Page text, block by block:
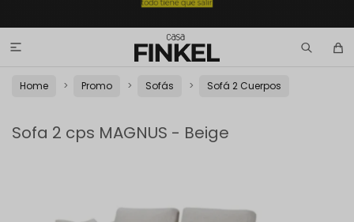

Home Promo Sofás Sofá 2 Cuerpos
Sofa 2 cps MAGNUS - Beige